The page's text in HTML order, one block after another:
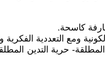
المطلقة- حرية التدين